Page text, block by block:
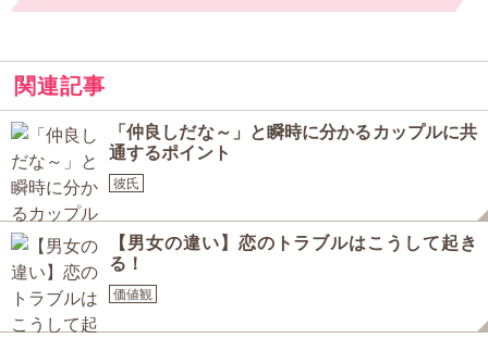
関連記事
「仲良しだな～」と瞬時に分かるカップルに共
通するポイント
彼氏
【男女の違い】恋のトラブルはこうして起き
る！
価値観